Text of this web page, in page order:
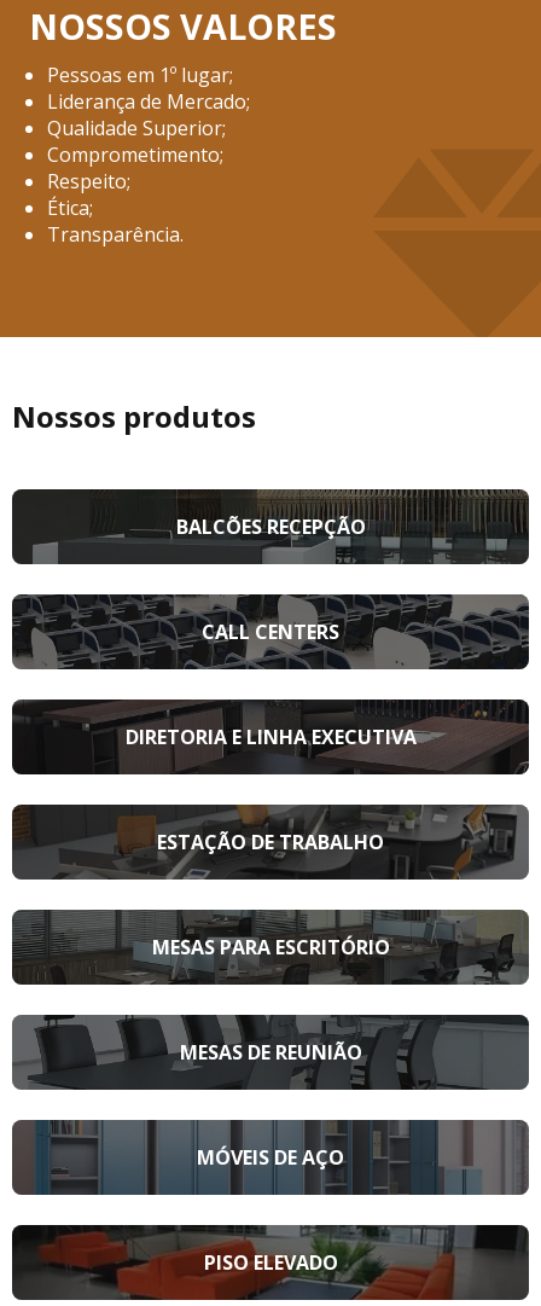
NOSSOS VALORES
Pessoas em 1º lugar;
Liderança de Mercado;
Qualidade Superior;
Comprometimento;
Respeito;
Ética;
Transparência.
Nossos produtos
BALCÕES RECEPÇÃO
CALL CENTERS
DIRETORIA E LINHA EXECUTIVA
ESTAÇÃO DE TRABALHO
MESAS PARA ESCRITÓRIO
MESAS DE REUNIÃO
MÓVEIS DE AÇO
PISO ELEVADO